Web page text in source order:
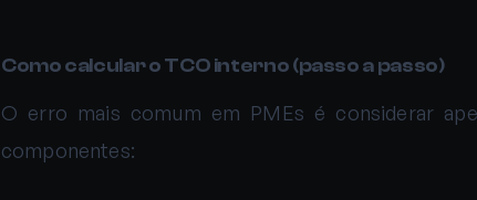
Como calcular o TCO interno (passo a passo)
O erro mais comum em PMEs é considerar
componentes: